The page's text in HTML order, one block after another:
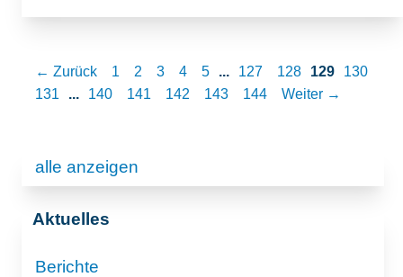
← Zurück 1 2 3 4 5 ... 127 128 129
130
131
... 140 141 142 143 144 Weiter →
alle anzeigen
Aktuelles
Berichte